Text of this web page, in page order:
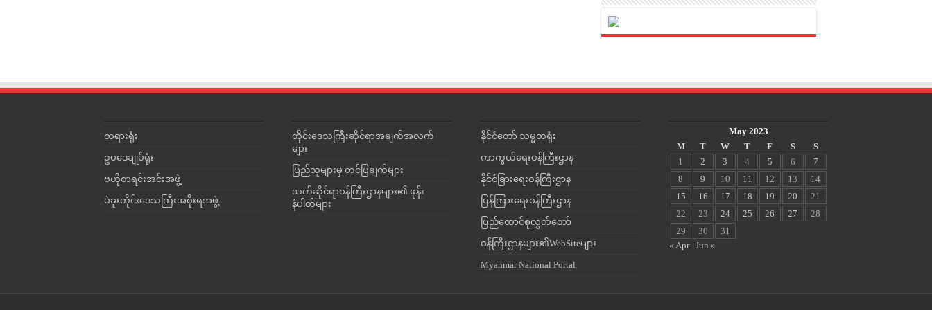
တရားရုံး
ဥပဒေချုပ်ရုံး
ဗဟိုစာရင်းအင်းအဖွဲ့
ပဲခူးတိုင်းဒေသကြီးအစိုးရအဖွဲ့
တိုင်းဒေသကြီးဆိုင်ရာအချက်အလက်
များ
ပြည်သူများမှ တင်ပြချက်များ
သက်ဆိုင်ရာဝန်ကြီးဌာနများ၏ ဖုန်း
နံပါတ်များ
နိုင်ငံတော် သမ္မတရုံး
ကာကွယ်ရေးဝန်ကြီးဌာန
နိုင်ငံခြားရေးဝန်ကြီးဌာန
ပြန်ကြားရေးဝန်ကြီးဌာန
ပြည်ထောင်စုလွှတ်တော်
ဝန်ကြီးဌာနများ၏WebSiteများ
Myanmar National Portal
May 2023
M
T W T F S
S
1
2 3 4 5 6
7
8
9 10 11 12 13
14
15
16 17 18 19 20
21
22
23 24 25 26 27
28
29
30
31
« Apr
Jun »